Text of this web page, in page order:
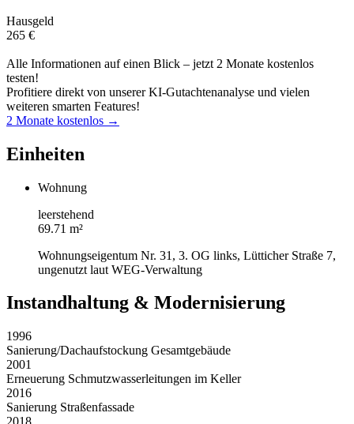
Hausgeld
265 €
Alle Informationen auf einen Blick – jetzt 2 Monate kostenlos
testen!
Profitiere direkt von unserer KI-Gutachtenanalyse und vielen
weiteren smarten Features!
2 Monate kostenlos →
Einheiten
Wohnung
leerstehend
69.71 m²
Wohnungseigentum Nr. 31, 3. OG links, Lütticher Straße 7,
ungenutzt laut WEG-Verwaltung
Instandhaltung & Modernisierung
1996
Sanierung/Dachaufstockung Gesamtgebäude
2001
Erneuerung Schmutzwasserleitungen im Keller
2016
Sanierung Straßenfassade